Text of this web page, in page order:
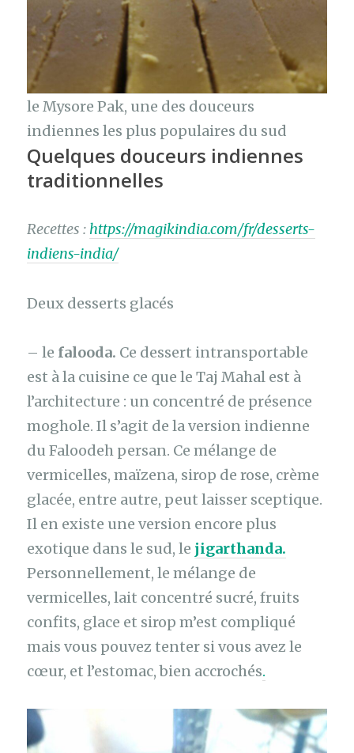
le Mysore Pak, une des douceurs
indiennes les plus populaires du sud
Quelques douceurs indiennes
traditionnelles
Recettes : https://magikindia.com/fr/desserts-
indiens-india/
Deux desserts glacés
– le falooda. Ce dessert intransportable
est à la cuisine ce que le Taj Mahal est à
l’architecture : un concentré de présence
moghole. Il s’agit de la version indienne
du Faloodeh persan. Ce mélange de
vermicelles, maïzena, sirop de rose, crème
glacée, entre autre, peut laisser sceptique.
Il en existe une version encore plus
exotique dans le sud, le jigarthanda.
Personnellement, le mélange de
vermicelles, lait concentré sucré, fruits
confits, glace et sirop m’est compliqué
mais vous pouvez tenter si vous avez le
cœur, et l’estomac, bien accrochés.